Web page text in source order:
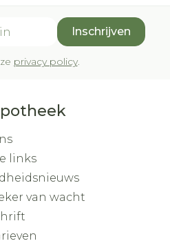
Inschrijven
privacy policy.
links
van wacht